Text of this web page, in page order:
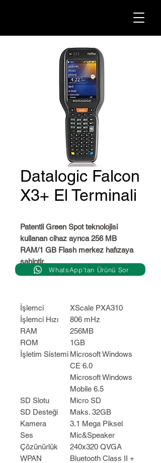
Datalogic Falcon
X3+ El Terminali
Patentli Green Spot teknolojisi
kullanan cihaz ayrıca 256 MB
RAM/1 GB Flash merkez hafızaya
sahiptir.
İşlemci
XScale PXA310
İşlemci Hızı
806 mHz
RAM
256MB
ROM
1GB
İşletim Sistemi Microsoft Windows
CE 6.0
Microsoft Windows
Mobile 6.5
SD Slotu
Micro SD
SD Desteği
Maks. 32GB
Kamera
3.1 Mega Piksel
Ses
Mic&Speaker
Çözünürlük
240x320 QVGA
WPAN
Bluetooth Class II +
WhatsApp’tan Ürünü Sor